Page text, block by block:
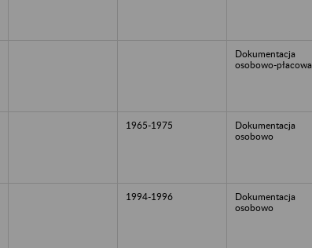
Dokumentacja
osobowo-płacowa
1965-1975
Dokumentacja
osobowo
1994-1996
Dokumentacja
osobowo